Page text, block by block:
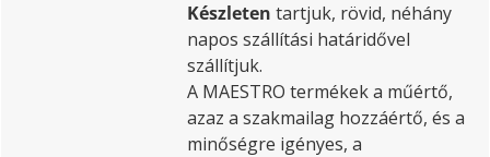
Készleten tartjuk, rövid, néhány
napos szállítási határidővel
szállítjuk.
A MAESTRO termékek a műértő,
azaz a szakmailag hozzáértő, és a
minőségre igényes, a